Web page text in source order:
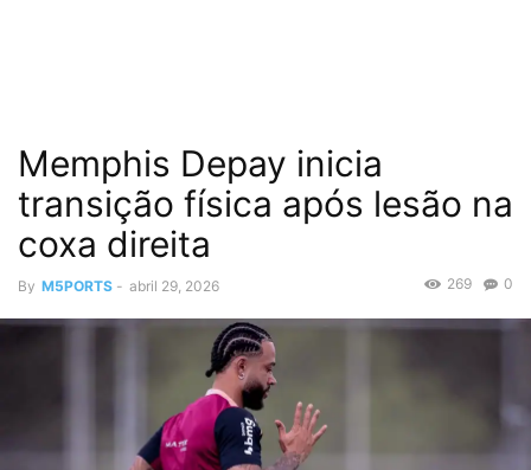
Memphis Depay inicia
transição física após lesão na
coxa direita
By M5PORTS - abril 29, 2026 0
269